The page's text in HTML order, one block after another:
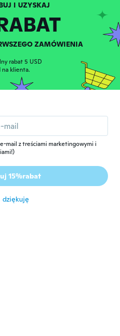
maat maar verder
· 34 opinie
ZAMÓWIENIA
rabat 5 USD
na klienta.
mail z treściami marketingowymi i
15%rabat
dziękuję